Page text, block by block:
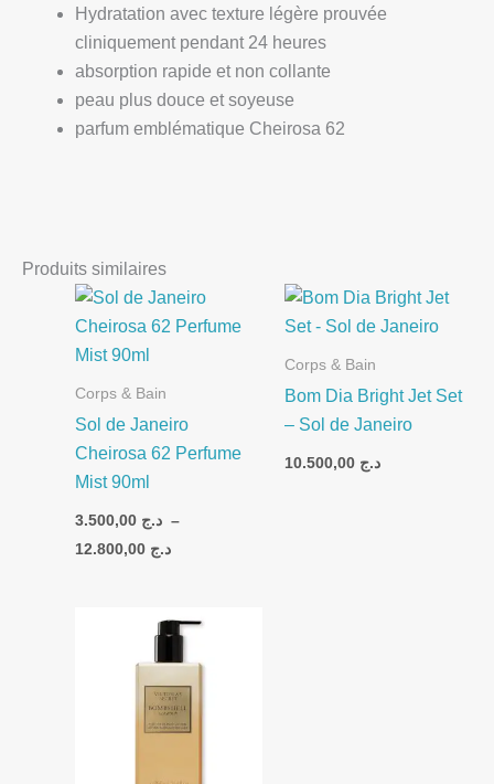
Hydratation avec texture légère prouvée
cliniquement pendant 24 heures
absorption rapide et non collante
peau plus douce et soyeuse
parfum emblématique Cheirosa 62
Produits similaires
Corps & Bain
Sol de Janeiro
Cheirosa 62 Perfume
Mist 90ml
د.ج –
د.ج
Plage
prix :
Corps & Bain
Bom Dia Bright Jet Set
– Sol de Janeiro
د.ج